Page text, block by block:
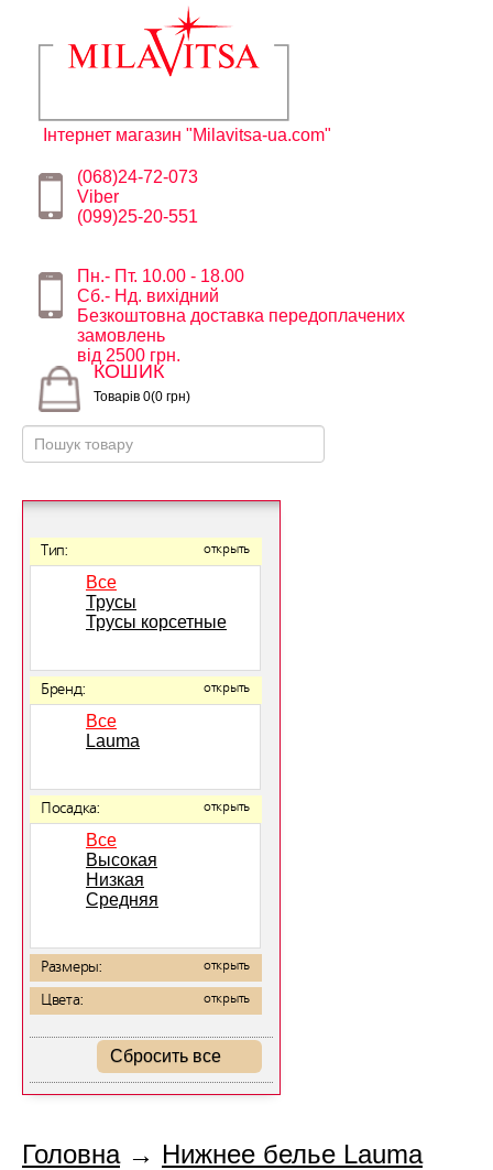
Інтернет магазин "Milavitsa-ua.com"
(068)24-72-073
Viber
(099)25-20-551
Пн.- Пт. 10.00 - 18.00
Сб.- Нд. вихідний
Безкоштовна доставка передоплачених
замовлень
від 2500 грн.
КОШИК
Товарів 0(0 грн)
Тип: открыть
Все
Трусы
Трусы корсетные
Бренд: открыть
Все
Lauma
Посадка: открыть
Все
Высокая
Низкая
Средняя
Размеры: открыть
Цвета: открыть
Сбросить все
Головна→ Нижнее белье Lauma